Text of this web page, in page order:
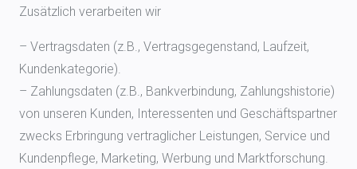
Zusätzlich verarbeiten wir
– Vertragsdaten (z.B., Vertragsgegenstand, Laufzeit,
Kundenkategorie).
– Zahlungsdaten (z.B., Bankverbindung, Zahlungshistorie)
von unseren Kunden, Interessenten und Geschäftspartner
zwecks Erbringung vertraglicher Leistungen, Service und
Kundenpflege, Marketing, Werbung und Marktforschung.